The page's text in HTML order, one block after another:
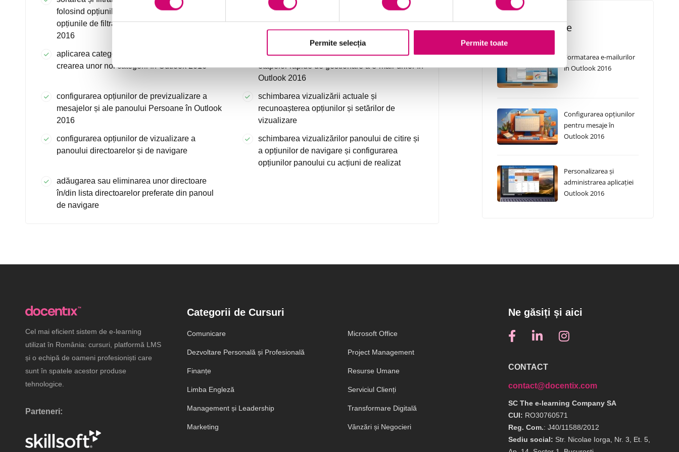
Permite selecția Permite toate
folosind opțiunile de vizualizare a aranjării și
opțiunile de filtrare a e-mail-urilor în Outlook
2016
Outlook 2016
aplicarea categoriilor de culoare la articole și
crearea unor noi categorii în Outlook 2016
aplicarea marcajelor la articole și folosirea
etapelor rapide de gestionare a e-mail-urilor în
Outlook 2016
configurarea opțiunilor de previzualizare a
mesajelor și ale panoului Persoane în Outlook
2016
schimbarea vizualizării actuale și
recunoașterea opțiunilor și setărilor de
vizualizare
configurarea opțiunilor de vizualizare a
panoului directoarelor și de navigare
schimbarea vizualizărilor panoului de citire și
a opțiunilor de navigare și configurarea
opțiunilor panoului cu acțiuni de realizat
adăugarea sau eliminarea unor directoare
în/din lista directoarelor preferate din panoul
de navigare
Cursuri Similare
Formatarea e-mailurilor
în Outlook 2016
Configurarea opțiunilor
pentru mesaje în
Outlook 2016
Personalizarea și
administrarea aplicației
Outlook 2016
Cel mai eficient sistem de e-learning
utilizat în România: cursuri, platformă LMS
și o echipă de oameni profesioniști care
sunt în spatele acestor produse
tehnologice.
Parteneri:
Categorii de Cursuri
Comunicare
Dezvoltare Personală și Profesională
Finanțe
Limba Engleză
Management și Leadership
Marketing
Microsoft Office
Project Management
Resurse Umane
Serviciul Clienți
Transformare Digitală
Vânzări și Negocieri
Ne găsiți și aici
CONTACT
contact@docentix.com
SC The e-learning Company SA
CUI: RO30760571
Reg. Com.: J40/11588/2012
Sediu social: Str. Nicolae Iorga, Nr. 3, Et. 5,